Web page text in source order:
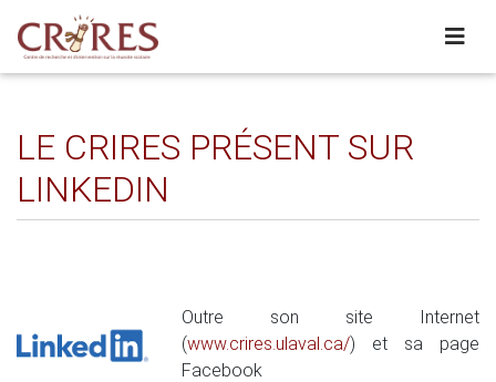
LE CRIRES PRÉSENT SUR
LINKEDIN
Outre son site Internet
(www.crires.ulaval.ca/) et sa page
Facebook